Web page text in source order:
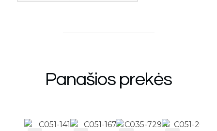
Panašios prekės